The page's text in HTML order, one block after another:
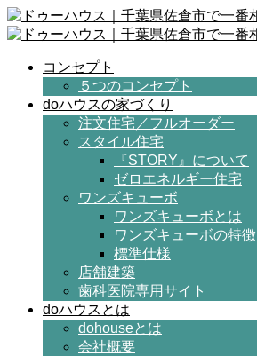
コンセプト
５つのコンセプト
doハウスの家づくり
注文住宅／フルオーダー
スタイル住宅
『STORY』について
ゼロエネルギー住宅
ワンズキューボ
ワンズキューボとは
ワンズキューボの特徴
標準仕様
店舗建築
歯科医院専用サイト
doハウスとは
dohouseとは
会社概要